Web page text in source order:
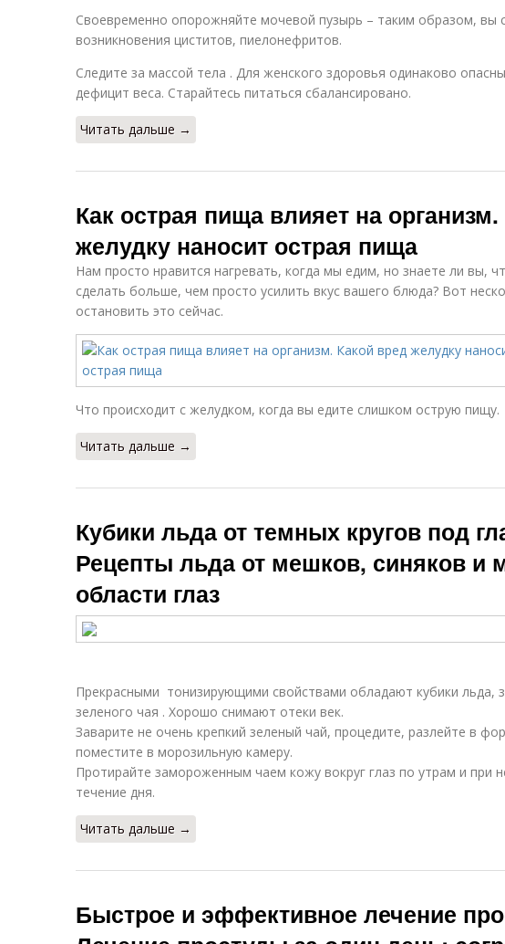
Своевременно опорожняйте мочевой пузырь – таким образом, вы
возникновения циститов, пиелонефритов.
Следите за массой тела . Для женского здоровья одинаково
дефицит веса. Старайтесь питаться сбалансировано.
Читать дальше →
Как острая пища влияет на
желудку наносит острая пища
Нам просто нравится нагревать, когда мы едим, но знаете ли вы,
сделать больше, чем просто усилить вкус вашего блюда? Вот
остановить это сейчас.
Что происходит с желудком, когда вы едите слишком острую пищу.
Читать дальше →
Кубики льда от темных кругов под
Рецепты льда от мешков, синяков и
области глаз
Прекрасными тонизирующими свойствами обладают кубики льда,
зеленого чая . Хорошо снимают отеки век.
Заварите не очень крепкий зеленый чай, процедите, разлейте в
поместите в морозильную камеру.
Протирайте замороженным чаем кожу вокруг глаз по утрам и при
течение дня.
Читать дальше →
Быстрое и эффективное лечение